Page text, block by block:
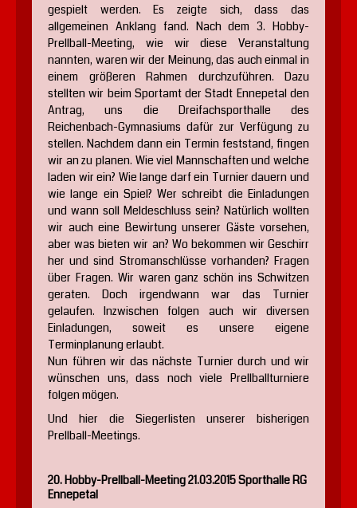
gespielt werden. Es zeigte sich, dass das
allgemeinen Anklang fand. Nach dem 3. Hobby-
Prellball-Meeting, wie wir diese Veranstaltung
nannten, waren wir der Meinung, das auch einmal in
einem größeren Rahmen durchzuführen. Dazu
stellten wir beim Sportamt der Stadt Ennepetal den
Antrag, uns die Dreifachsporthalle des
Reichenbach-Gymnasiums dafür zur Verfügung zu
stellen. Nachdem dann ein Termin feststand, fingen
wir an zu planen. Wie viel Mannschaften und welche
laden wir ein? Wie lange darf ein Turnier dauern und
wie lange ein Spiel? Wer schreibt die Einladungen
und wann soll Meldeschluss sein? Natürlich wollten
wir auch eine Bewirtung unserer Gäste vorsehen,
aber was bieten wir an? Wo bekommen wir Geschirr
her und sind Stromanschlüsse vorhanden? Fragen
über Fragen. Wir waren ganz schön ins Schwitzen
geraten. Doch irgendwann war das Turnier
gelaufen. Inzwischen folgen auch wir diversen
Einladungen, soweit es unsere eigene
Terminplanung erlaubt.
Nun führen wir das nächste Turnier durch und wir
wünschen uns, dass noch viele Prellballturniere
folgen mögen.
Und hier die Siegerlisten unserer bisherigen
Prellball-Meetings.
20. Hobby-Prellball-Meeting 21.03.2015 Sporthalle RG
Ennepetal